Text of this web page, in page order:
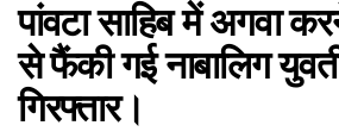
पांवटा साहिब में अगवा
से फैंकी गई नाबालिग
गिरफ्तार।